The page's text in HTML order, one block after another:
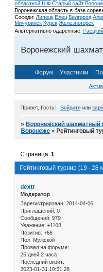
областной ШФ Старый сайт
Воронежская область в базе
Соседи: Липецк Елец Белгород
Мичуринск Курск Железногорск
Альтернативно одаренные:
Воронежский
Форум Участники
Привет, Гость! Войдитеили
»Воронежский шахматный
Воронеже »Рейтинговый
Рейтинговый турнир (19 - 28
Страница:1
dextr
Модератор
Зарегистрирован: 2014-04-06
Приглашений: 0
Сообщений: 979
Уважение: +1108
Позитив: +66
Пол: Мужской
Провел на форуме:
25 дней 2 часа
Последний визит:
2023-01-31 10:51:28